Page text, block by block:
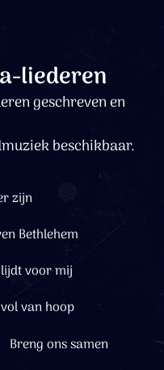
liederen
geschreven en
beschikbaar.
zijn
Bethlehem
voor mij
van hoop
Breng ons samen